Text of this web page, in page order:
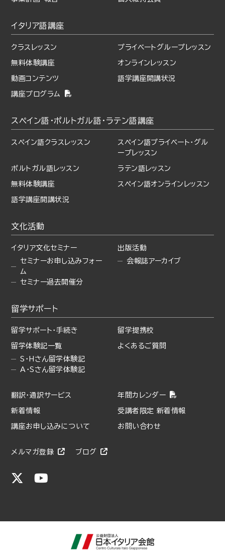
イタリア語講座
クラスレッスン プライベート グループレッスン
無料体験講座 オンラインレッスン
動画コンテンツ 語学講座開講状況
講座プログラム
スペイン語・ポルトガル語・ ラテン語講座
スペイン語クラスレッスン スペイン語プライベート・ グル
ープレッスン
ポルトガル語レッスン ラテン語レッスン
無料体験講座 スペイン語オンラインレッスン
語学講座開講状況
文化活動
イタリア文化セミナー
セミナーお申し込みフォー
ム
セミナー過去開催分
出版活動
会報誌アーカイブ
留学サポート
留学サポート・手続き 留学提携校
留学体験記一覧
S・Hさん留学体験記
A・Sさん留学体験記
よくあるご質問
翻訳・通訳サービス 年間カレンダー
新着情報 受講者限定 新着情報
講座お申し込みについて お問い合わせ
メルマガ登録 ブログ